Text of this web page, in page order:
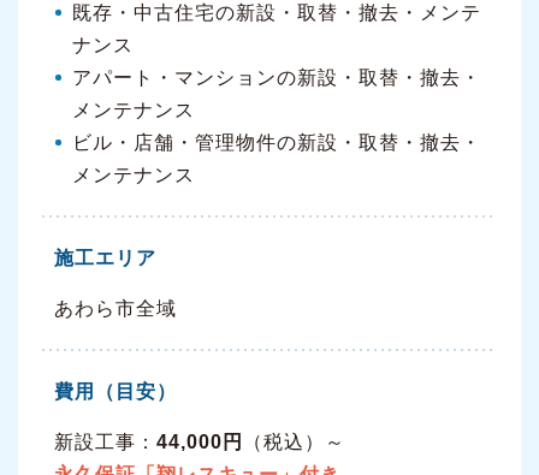
既存・中古住宅の新設・取替・撤去・メンテ
ナンス
アパート・マンションの新設・取替・撤去・
メンテナンス
ビル・店舗・管理物件の新設・取替・撤去・
メンテナンス
施工エリア
あわら市全域
費用（目安）
新設工事： 44,000円
（税込）～